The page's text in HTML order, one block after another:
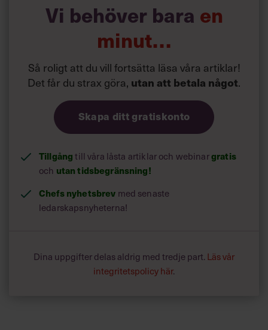
Vi behöver bara en
minut…
Så roligt att du vill fortsätta läsa våra artiklar!
Det får du strax göra, utan att betala något.
Skapa ditt gratiskonto
Tillgångtill våra låsta artiklar och webinargratis
och utan tidsbegränsning!
Chefs nyhetsbrev med senaste
ledarskapsnyheterna!
Dina uppgifter delas aldrig med tredje part. Läs vår
integritetspolicy här.